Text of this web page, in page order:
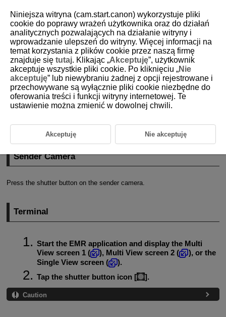
D348-012
Remote Shooting
Sender Camera
Terminal
Sender Camera
Press the shutter button on the sender camera.
Terminal
Start the EMR application and display the Multi
View screen 1 (
), Multi View screen 2 (
), or the
Single View screen (
).
Tap the shutter button icon [
].
Caution
Niniejsza witryna (cam.start.canon) wykorzystuje pliki
cookie do poprawy wrażeń użytkownika oraz do działań
analitycznych pozwalających na działanie witryny i
wprowadzanie ulepszeń do witryny. Więcej informacji na
temat korzystania z plików cookie przez naszą firmę
znajduje się tutaj. Klikając „Akceptuję”, użytkownik
akceptuje wszystkie pliki cookie. Po kliknięciu „Nie
akceptuję” lub niewybraniu żadnej z opcji rejestrowane i
przechowywane są wyłącznie pliki cookie niezbędne do
oferowania treści i funkcji witryny internetowej. Te
ustawienie można zmienić w dowolnej chwili.
Akceptuję Nie akceptuję